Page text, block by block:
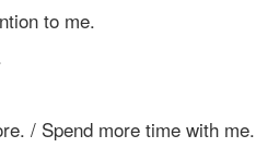
to me.
/ Spend more time with me.